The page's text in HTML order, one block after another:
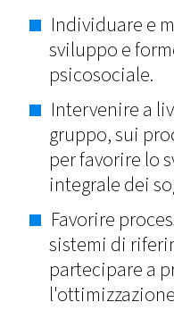
Individuare e
sviluppo e
psicosociale.
Intervenire a
gruppo, sui
per favorire lo
integrale dei
Favorire
sistemi di
partecipare a